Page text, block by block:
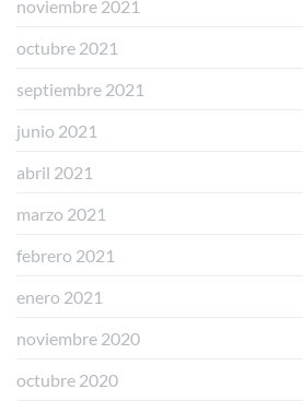
noviembre 2021
octubre 2021
septiembre 2021
junio 2021
abril 2021
marzo 2021
febrero 2021
enero 2021
noviembre 2020
octubre 2020